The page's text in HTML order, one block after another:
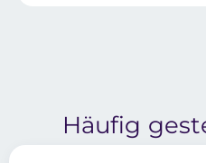
Häufig